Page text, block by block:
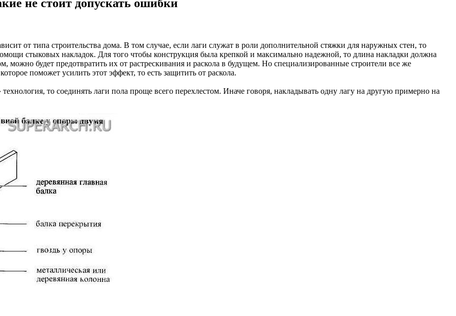
не стоит допускать ошибки
от типа строительства дома. В том случае, если лаги служат в роли дополнительной стяжки для наружных стен, то
стыковых накладок. Для того чтобы конструкция была крепкой и максимально надежной, то длина накладки должна
можно будет предотвратить их от растрескивания и раскола в будущем. Но специализированные строители все же
поможет усилить этот эффект, то есть защитить от раскола.
то соединять лаги пола проще всего перехлестом. Иначе говоря, накладывать одну лагу на другую примерно на